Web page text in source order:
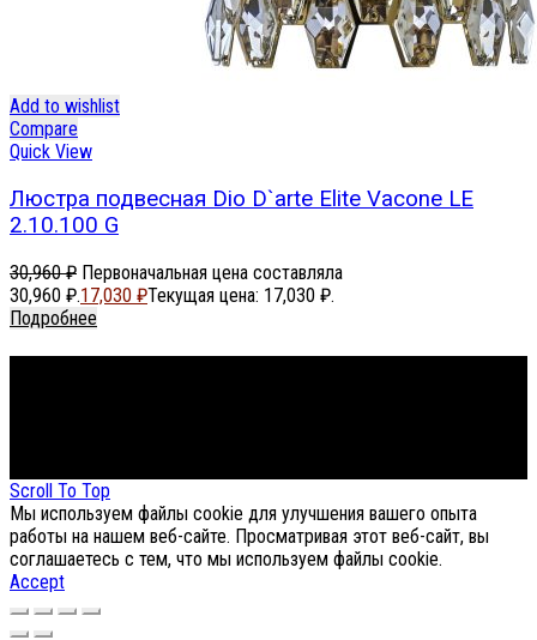
Add to wishlist
Compare
Quick View
Люстра подвесная Dio D`arte Elite Vacone LE
2.10.100 G
30,960₽ Первоначальная цена составляла
30,960 ₽.17,030 ₽Текущая цена: 17,030 ₽.
Подробнее
Scroll To Top
Мы используем файлы cookie для улучшения вашего опыта
работы на нашем веб-сайте. Просматривая этот веб-сайт, вы
соглашаетесь с тем, что мы используем файлы cookie.
Accept